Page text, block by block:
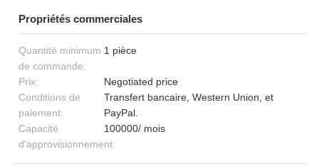
Propriétés commerciales
Quantité minimum
de commande:
1 pièce
Prix:
Negotiated price
Conditions de
paiement:
Transfert bancaire, Western Union, et
PayPal.
Capacité
d'approvisionnement:
100000/ mois